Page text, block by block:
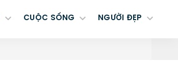
CUỘC SỐNG NGƯỜI ĐẸP